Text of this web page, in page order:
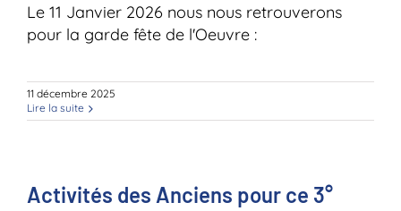
Le 11 Janvier 2026 nous nous retrouverons
pour la garde fête de l'Oeuvre :
11 décembre 2025
Lire la suite
Activités des Anciens pour ce 3°